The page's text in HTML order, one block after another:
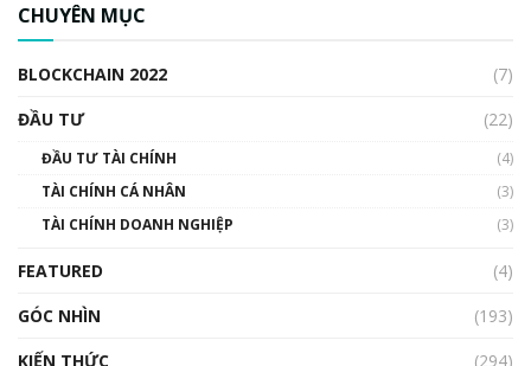
00:02:14
Nhìn lại năm 2022: Những sự kiện ảnh hưởng
đến hệ sinh thái tiền mã hoá | Phổ cập
CHUYÊN MỤC
BLOCKCHAIN 2022
(7)
ĐẦU TƯ
(22)
ĐẦU TƯ TÀI CHÍNH
(4)
TÀI CHÍNH CÁ NHÂN
(3)
TÀI CHÍNH DOANH NGHIỆP
(3)
FEATURED
(4)
GÓC NHÌN
(193)
KIẾN THỨC
(294)